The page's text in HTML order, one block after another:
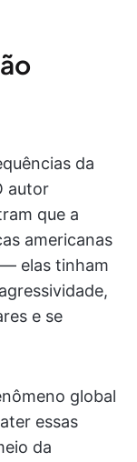
da
autor
que a
americanas
elas tinham
e se
global
essas
da